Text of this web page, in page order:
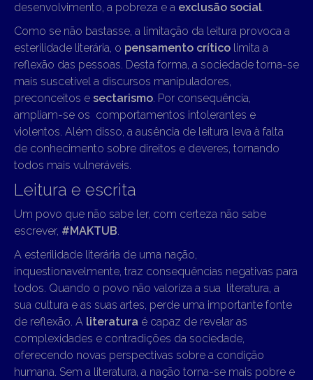
desenvolvimento, a pobreza e a exclusão social.
Como se não bastasse, a limitação da leitura provoca a
esterilidade literária, o pensamento crítico limita a
reflexão das pessoas. Desta forma, a sociedade torna-se
mais suscetível a discursos manipuladores,
preconceitos e sectarismo. Por consequência,
ampliam-se os comportamentos intolerantes e
violentos. Além disso, a ausência de leitura leva à falta
de conhecimento sobre direitos e deveres, tornando
todos mais vulneráveis.
Leitura e escrita
Um povo que não sabe ler, com certeza não sabe
escrever, #MAKTUB.
A esterilidade literária de uma nação,
inquestionavelmente, traz consequências negativas para
todos. Quando o povo não valoriza a sua literatura, a
sua cultura e as suas artes, perde uma importante fonte
de reflexão. A literatura é capaz de revelar as
complexidades e contradições da sociedade,
oferecendo novas perspectivas sobre a condição
humana. Sem a literatura, a nação torna-se mais pobre e